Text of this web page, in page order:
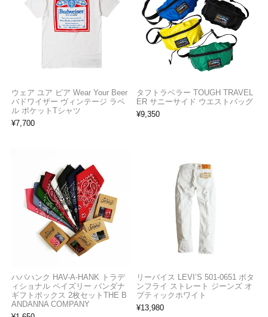
ウェア ユア ビア Wear Your Beer
バドワイザー ヴィンテージ ラベ
ル ポケットTシャツ
¥7,700
タフトラベラー TOUGH TRAVEL
ER サニーサイド ウエストバッグ
¥9,350
ハバハンク HAV-A-HANK トラデ
ィショナル ペイズリー バンダナ
ギフトボックス 2枚セットTHE B
ANDANNA COMPANY
リーバイス LEVI’S 501-0651 ボタ
ンフライ ストレート ジーンズ オ
プティックホワイト
¥13,980